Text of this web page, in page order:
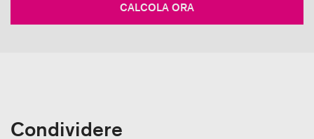
CALCOLA ORA
Condividere